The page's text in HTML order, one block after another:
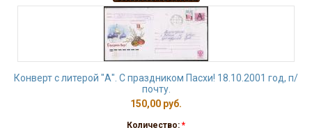
Конверт с литерой "А". С праздником Пасхи! 18.10.2001 год, п/
почту.
150,00 руб.
Количество: *